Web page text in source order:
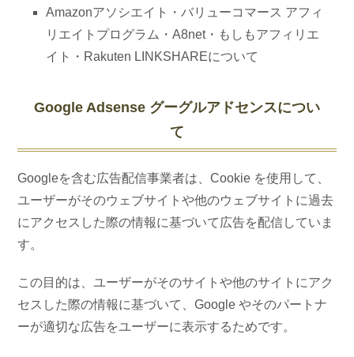
Amazonアソシエイト・バリューコマース アフィ
リエイトプログラム・A8net・もしもアフィリエ
イト・Rakuten LINKSHAREについて
Google Adsense グーグルアドセンスについ
て
Googleを含む広告配信事業者は、Cookie を使用して、
ユーザーがそのウェブサイトや他のウェブサイトに過去
にアクセスした際の情報に基づいて広告を配信していま
す。
この目的は、ユーザーがそのサイトや他のサイトにアク
セスした際の情報に基づいて、Google やそのパートナ
ーが適切な広告をユーザーに表示するためです。